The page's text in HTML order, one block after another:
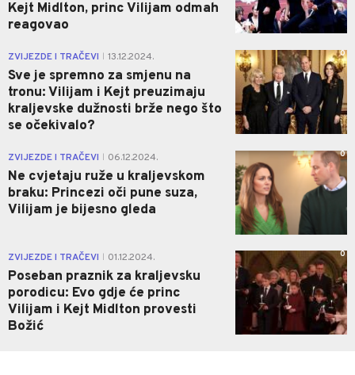
Kejt Midlton, princ Vilijam odmah
reagovao
ZVIJEZDE I TRAČEVI 13.12.2024.
Sve je spremno za smjenu na
tronu: Vilijam i Kejt preuzimaju
kraljevske dužnosti brže nego što
se očekivalo?
0
ZVIJEZDE I TRAČEVI 06.12.2024.
Ne cvjetaju ruže u kraljevskom
braku: Princezi oči pune suza,
Vilijam je bijesno gleda
0
ZVIJEZDE I TRAČEVI 01.12.2024.
Poseban praznik za kraljevsku
porodicu: Evo gdje će princ
Vilijam i Kejt Midlton provesti
Božić
0